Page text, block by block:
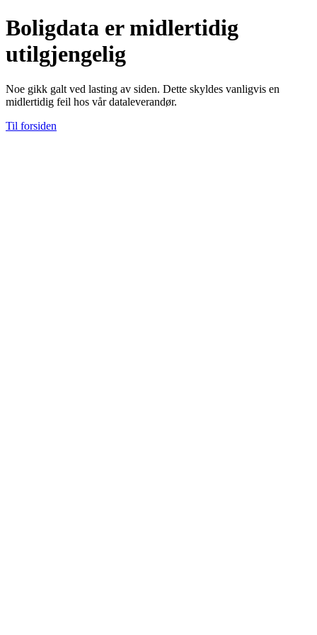
Boligdata er midlertidig
utilgjengelig
Noe gikk galt ved lasting av siden. Dette skyldes vanligvis en
midlertidig feil hos vår dataleverandør.
Til forsiden